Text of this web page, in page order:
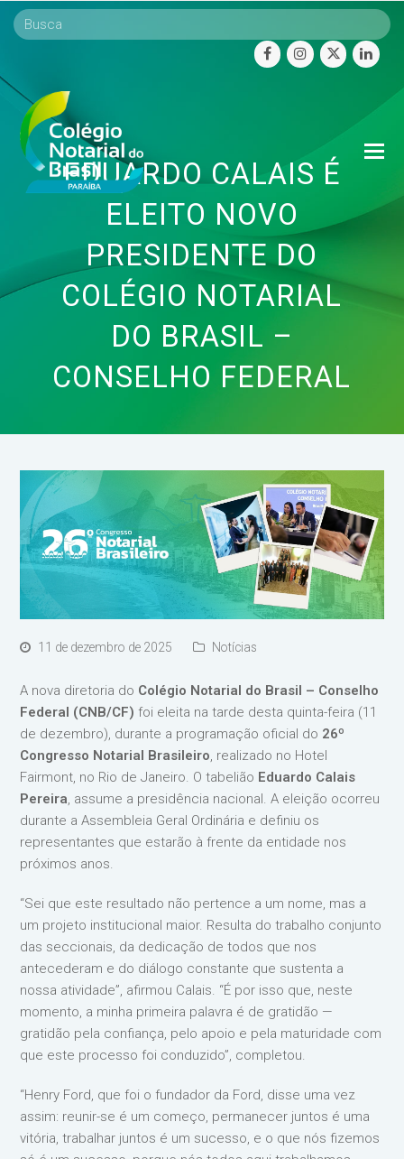
facebookinstagram
twitter
EDUARDO CALAIS É
ELEITO NOVO
PRESIDENTE DO
COLÉGIO NOTARIAL
DO BRASIL –
CONSELHO FEDERAL
11 de dezembro de 2025 Notícias
A nova diretoria do Colégio Notarial do Brasil – Conselho
Federal (CNB/CF) foi eleita na tarde desta quinta-feira (11
de dezembro), durante a programação oficial do 26º
Congresso Notarial Brasileiro, realizado no Hotel
Fairmont, no Rio de Janeiro. O tabelião Eduardo Calais
Pereira, assume a presidência nacional. A eleição ocorreu
durante a Assembleia Geral Ordinária e definiu os
representantes que estarão à frente da entidade nos
próximos anos.
“Sei que este resultado não pertence a um nome, mas a
um projeto institucional maior. Resulta do trabalho conjunto
das seccionais, da dedicação de todos que nos
antecederam e do diálogo constante que sustenta a
nossa atividade”, afirmou Calais. “É por isso que, neste
momento, a minha primeira palavra é de gratidão —
gratidão pela confiança, pelo apoio e pela maturidade com
que este processo foi conduzido”, completou.
“Henry Ford, que foi o fundador da Ford, disse uma vez
assim: reunir-se é um começo, permanecer juntos é uma
vitória, trabalhar juntos é um sucesso, e o que nós fizemos